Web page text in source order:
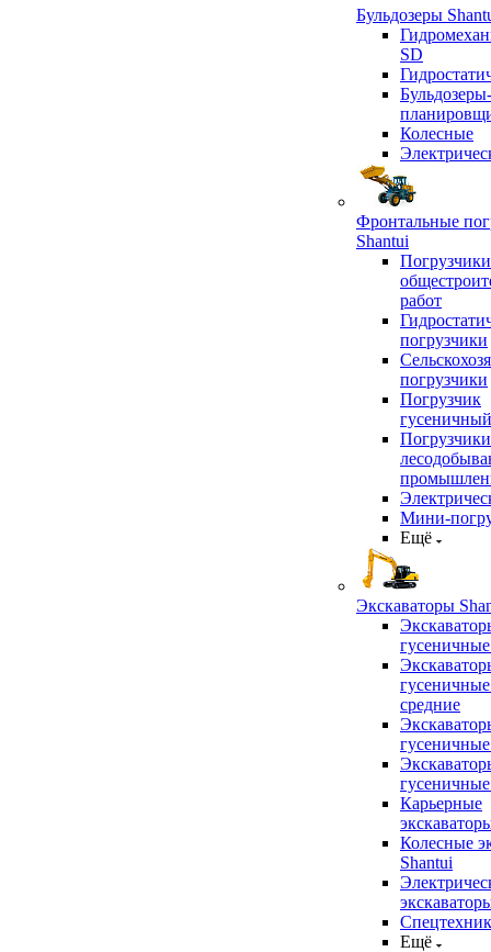
Бульдозеры
SD
Бульдозеры-
Колесные
Фронтальные
Shantui
работ
погрузчики
погрузчики
Погрузчик
гусеничный
Мини-
Ещё
Экскаваторы
средние
Карьерные
Колесные
Shantui
Ещё